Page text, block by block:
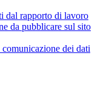
dal rapporto di lavoro
da pubblicare sul sito
dei dati